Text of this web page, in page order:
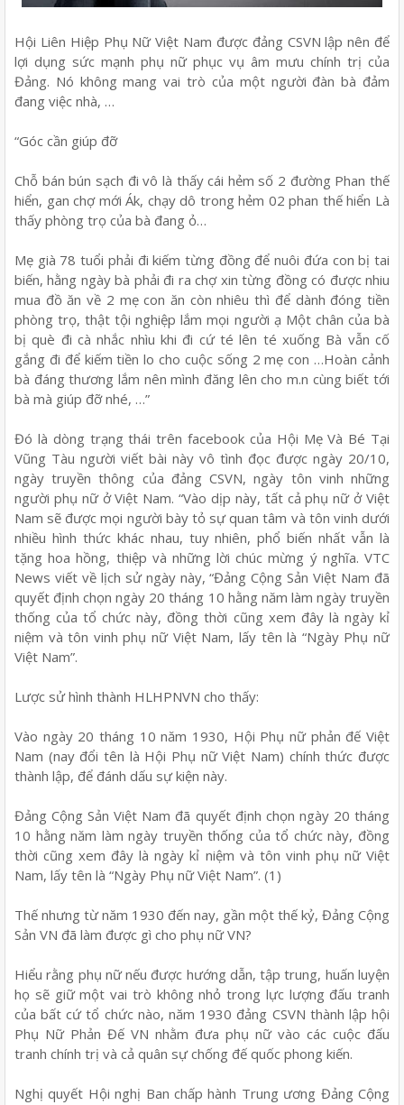
Hội Liên Hiệp Phụ Nữ Việt Nam được đảng CSVN lập nên để
lợi dụng sức mạnh phụ nữ phục vụ âm mưu chính trị của
Đảng. Nó không mang vai trò của một người đàn bà đảm
đang việc nhà, …
“Góc cần giúp đỡ
Chỗ bán bún sạch đi vô là thấy cái hẻm số 2 đường Phan thế
hiển, gan chợ mới Ák, chạy dô trong hẻm 02 phan thế hiển Là
thấy phòng trọ của bà đang ỏ…
Mẹ già 78 tuổi phải đi kiếm từng đồng để nuôi đứa con bị tai
biến, hằng ngày bà phải đi ra chợ xin từng đồng có được nhiu
mua đồ ăn về 2 mẹ con ăn còn nhiêu thì để dành đóng tiền
phòng trọ, thật tội nghiệp lắm mọi người ạ Một chân của bà
bị què đi cà nhắc nhìu khi đi cứ té lên té xuống Bà vẫn cố
gắng đi để kiếm tiền lo cho cuộc sống 2 mẹ con …Hoàn cảnh
bà đáng thương lắm nên mình đăng lên cho m.n cùng biết tới
bà mà giúp đỡ nhé, …”
Đó là dòng trạng thái trên facebook của Hội Mẹ Và Bé Tại
Vũng Tàu người viết bài này vô tình đọc được ngày 20/10,
ngày truyền thông của đảng CSVN, ngày tôn vinh những
người phụ nữ ở Việt Nam. “Vào dịp này, tất cả phụ nữ ở Việt
Nam sẽ được mọi người bày tỏ sự quan tâm và tôn vinh dưới
nhiều hình thức khác nhau, tuy nhiên, phổ biến nhất vẫn là
tặng hoa hồng, thiệp và những lời chúc mừng ý nghĩa. VTC
News viết về lịch sử ngày này, “Đảng Cộng Sản Việt Nam đã
quyết định chọn ngày 20 tháng 10 hằng năm làm ngày truyền
thống của tổ chức này, đồng thời cũng xem đây là ngày kỉ
niệm và tôn vinh phụ nữ Việt Nam, lấy tên là “Ngày Phụ nữ
Việt Nam”.
Lược sử hình thành HLHPNVN cho thấy:
Vào ngày 20 tháng 10 năm 1930, Hội Phụ nữ phản đế Việt
Nam (nay đổi tên là Hội Phụ nữ Việt Nam) chính thức được
thành lập, để đánh dấu sự kiện này.
Đảng Cộng Sản Việt Nam đã quyết định chọn ngày 20 tháng
10 hằng năm làm ngày truyền thống của tổ chức này, đồng
thời cũng xem đây là ngày kỉ niệm và tôn vinh phụ nữ Việt
Nam, lấy tên là “Ngày Phụ nữ Việt Nam”. (1)
Thế nhưng từ năm 1930 đến nay, gần một thế kỷ, Đảng Cộng
Sản VN đã làm được gì cho phụ nữ VN?
Hiểu rằng phụ nữ nếu được hướng dẫn, tập trung, huấn luyện
họ sẽ giữ một vai trò không nhỏ trong lực lượng đấu tranh
của bất cứ tổ chức nào, năm 1930 đảng CSVN thành lập hội
Phụ Nữ Phản Đế VN nhằm đưa phụ nữ vào các cuộc đấu
tranh chính trị và cả quân sự chống đế quốc phong kiến.
Nghị quyết Hội nghị Ban chấp hành Trung ương Đảng Cộng